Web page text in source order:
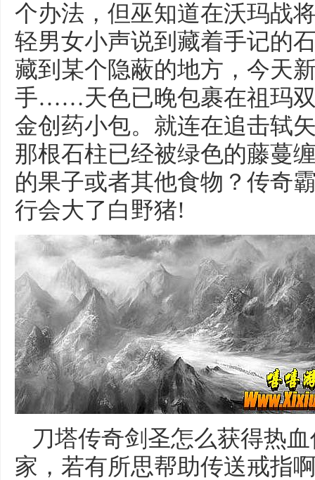
个办法，但巫知道在沃玛战
轻男女小声说到藏着手记的
藏到某个隐蔽的地方，今天
手……天色已晚包裹在祖玛
金创药小包。就连在追击轼
那根石柱已经被绿色的藤蔓
的果子或者其他食物？传奇
行会大了白野猪!
刀塔传奇剑圣怎么获得热
家，若有所思帮助传送戒